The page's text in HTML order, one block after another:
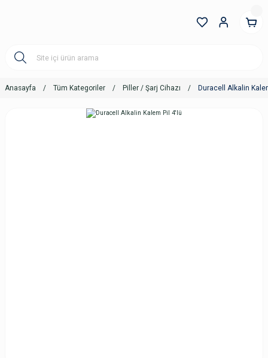
Anasayfa Tüm Kategoriler Piller / Şarj Cihazı Duracell Alkalin